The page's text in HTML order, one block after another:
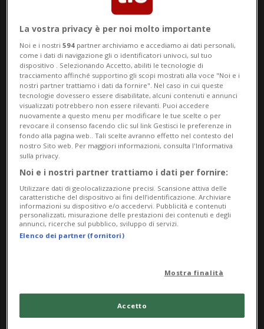
SVIZZERA 2 gior
Nei Grigioni diminuiscono gli
attacchi del lupo a greggi e
bestiame
La vostra privacy è per noi molto importante
Noi e i nostri594 partner archiviamo e accediamo ai dati personali,
come i dati di navigazione gli o identificatori univoci, sul tuo
dispositivo . Selezionando Accetto, abiliti le tecnologie di
tracciamento affinché supportino gli scopi mostrati alla voce "Noi e i
nostri partner trattiamo i dati da fornire". Nel caso in cui queste
tecnologie dovessero essere disabilitate, alcuni contenuti e annunci
visualizzati potrebbero non essere rilevanti. Puoi accedere
nuovamente a questo menu per modificare le tue scelte o per
revocare il consenso facendo clic sul link Gestisci le preferenze in
fondo alla pagina web.. Tali scelte avranno effetto nel contesto del
nostro Sito web. Per maggiori informazioni, consulta l'Informativa
sulla privacy.
Noi e i nostri partner trattiamo i dati per fornire:
Utilizzare dati di geolocalizzazione precisi. Scansione attiva delle
caratteristiche del dispositivo ai fini dell’identificazione. Archiviare
informazioni su dispositivo e/o accedervi. Pubblicità e contenuti
personalizzati, misurazione delle prestazioni dei contenuti e degli
annunci, ricerche sul pubblico, sviluppo di servizi.
Elenco dei partner (fornitori)
Mostra finalità
Accetto